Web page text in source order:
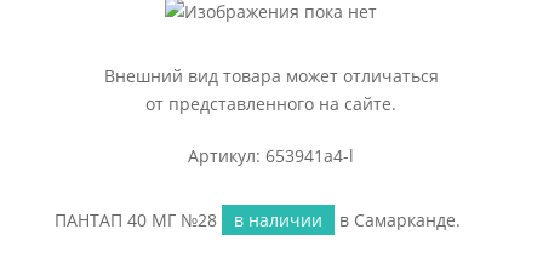
Внешний вид товара может отличаться
от представленного на сайте.
Артикул: 653941a4-l
ПАНТАП 40 МГ №28 в наличии в Самарканде.